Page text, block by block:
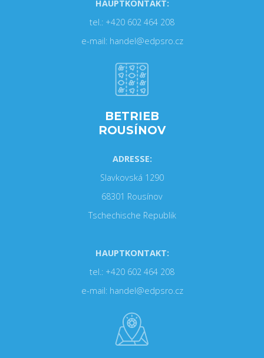
HAUPTKONTAKT:
tel.: +420 602 464 208
e-mail: handel@edpsro.cz
BETRIEB
ROUSÍNOV
ADRESSE:
Slavkovská 1290
68301 Rousínov
Tschechische Republik
HAUPTKONTAKT:
tel.: +420 602 464 208
e-mail: handel@edpsro.cz